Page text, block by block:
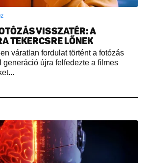
VISSZATÉR: A
TEKERCSRE LŐNEK
váratlan fordulat történt a fotózás
generáció újra felfedezte a filmes